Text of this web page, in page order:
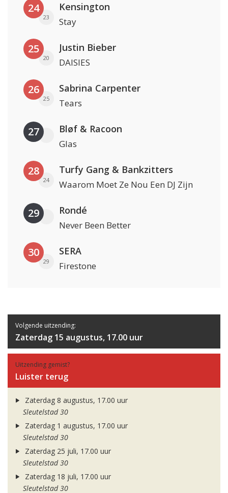
24
23
Kensington
Stay
25
20
Justin Bieber
DAISIES
26
25
Sabrina Carpenter
Tears
27 Bløf & Racoon
Glas
28
24
Turfy Gang & Bankzitters
Waarom Moet Ze Nou Een DJ Zijn
29 Rondé
Never Been Better
30
29
SERA
Firestone
Volgende uitzending:
Zaterdag 15 augustus, 17.00 uur
Uitzending gemist?
Luister terug
Zaterdag 8 augustus, 17.00 uur
Sleutelstad 30
Zaterdag 1 augustus, 17.00 uur
Sleutelstad 30
Zaterdag 25 juli, 17.00 uur
Sleutelstad 30
Zaterdag 18 juli, 17.00 uur
Sleutelstad 30